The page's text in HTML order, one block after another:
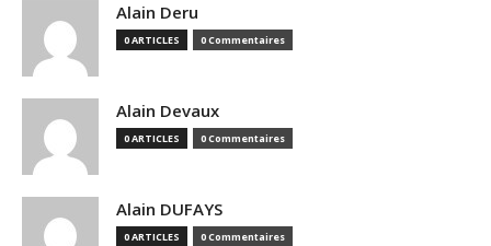
Alain Deru
0 ARTICLES 0 Commentaires
Alain Devaux
0 ARTICLES 0 Commentaires
Alain DUFAYS
0 ARTICLES 0 Commentaires